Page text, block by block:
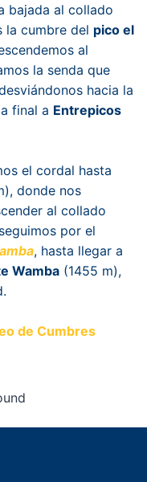
bajada al collado
la cumbre del pico el
al
la senda que
hacia la
final a Entrepicos
el cordal hasta
donde nos
al collado
por el
, hasta llegar a
Wamba (1455 m),
de Cumbres